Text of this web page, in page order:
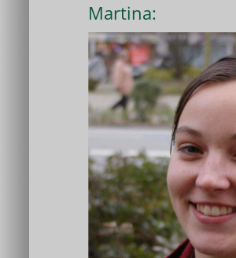
Martina: